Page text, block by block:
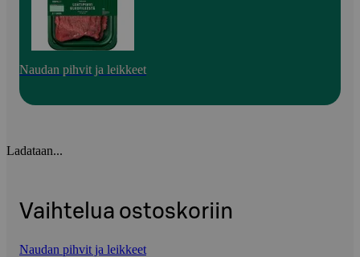
Naudan pihvit ja leikkeet
Ladataan...
Vaihtelua ostoskoriin
Naudan pihvit ja leikkeet